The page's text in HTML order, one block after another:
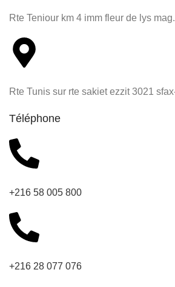
Rte Teniour km 4 imm fleur de lys
Rte Tunis sur rte sakiet ezzit 3021
Téléphone
+216 58 005 800
+216 28 077 076